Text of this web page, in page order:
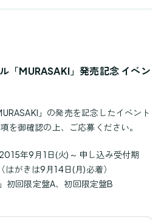
「MURASAKI」発売記念 イベン
」の発売を記念したイベント
を御確認の上、ご応募ください。
年9月1日(火)～ 申し込み受付期
がきは9月14日(月)必着）
初回限定盤A、初回限定盤B